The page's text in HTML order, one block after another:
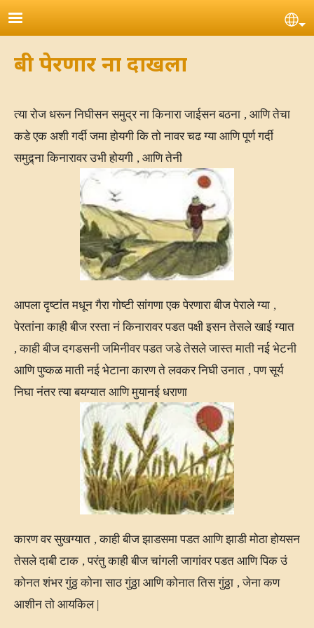
Skip to main content
बी पेरणार ना दाखला
त्या रोज धरून निघीसन समुद्र ना किनारा जाईसन बठना , आणि तेचा
कडे एक अशी गर्दी जमा होयगी कि तो नावर चढ ग्या आणि पूर्ण गर्दी
समुद्र्ना किनारावर उभी होयगी , आणि तेनी
आपला दृष्टांत मधून गैरा गोष्टी सांगणा एक पेरणारा बीज पेराले ग्या ,
पेरतांना काही बीज रस्ता नं किनारावर पडत पक्षी इसन तेसले खाई ग्यात
,काही बीज दगडसनी जमिनीवर पडत जडे तेसले जास्त माती नई भेटनी
आणि पुष्कळ माती नई भेटाना कारण ते लवकर निघी उनात ,पण सूर्य
निघा नंतर त्या बयग्यात आणि मुयानई धराणा
कारण वर सुखग्यात ,काही बीज झाडसमा पडत आणि झाडी मोठा होयसन
तेसले दाबी टाक ,परंतु काही बीज चांगली जागांवर पडत आणि पिक उं
कोनत शंभर गुंठ्ठ कोना साठ गुंठ्ठा आणि कोनात तिस गुंठ्ठा ,जेना कण
आशीन तो आयकिल |